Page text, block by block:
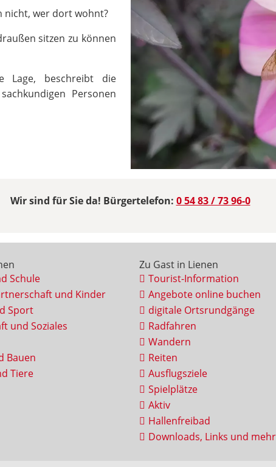
nicht, wer dort wohnt?
sitzen zu können
Lage, beschreibt die
Personen
Wir sind für Sie da! Bürgertelefon: 0 54 83 / 73 96-0
Schule
und Kinder
Sport
und Soziales
Bauen
Tiere
Zu Gast in Lienen
Tourist-Information
Angebote online buchen
digitale Ortsrundgänge
Radfahren
Wandern
Reiten
Ausflugsziele
Spielplätze
Aktiv
Hallenfreibad
Downloads, Links und mehr